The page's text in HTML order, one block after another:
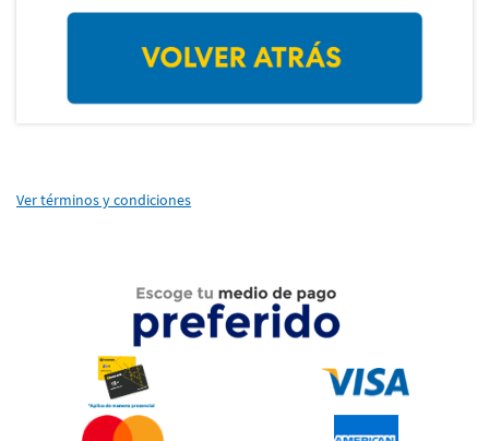
Ver términos y condiciones